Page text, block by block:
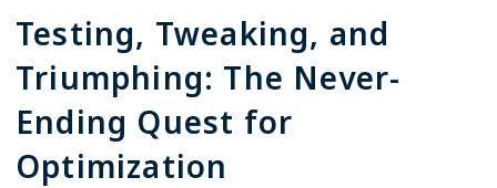
Testing, Tweaking, and
Triumphing: The Never-
Ending Quest for
Optimization